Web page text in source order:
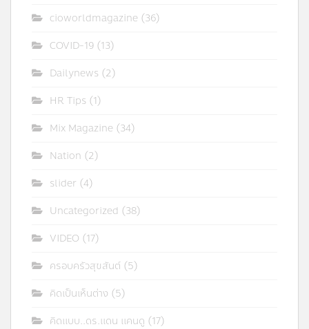
cioworldmagazine (36)
COVID-19 (13)
Dailynews (2)
HR Tips (1)
Mix Magazine (34)
Nation (2)
slider (4)
Uncategorized (38)
VIDEO (17)
ครอบครัวสุขสันต์ (5)
คิดเป็นเห็นต่าง (5)
คิดแบบ..ดร.แดน แคนดู (17)